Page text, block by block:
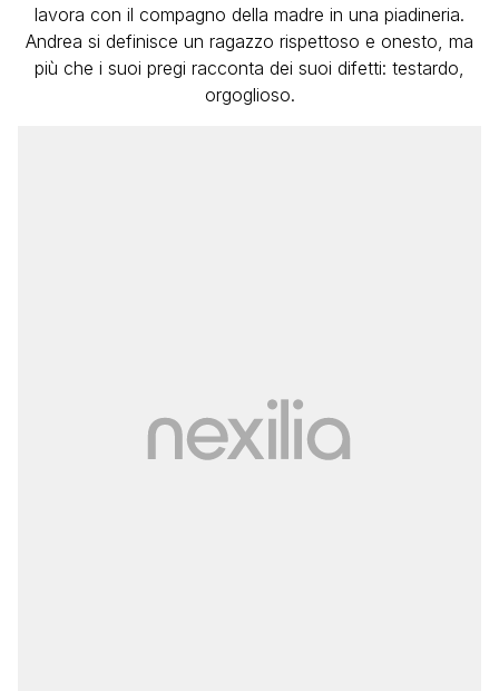
lavora con il compagno della madre in una piadineria.
Andrea si definisce un ragazzo rispettoso e onesto, ma
più che i suoi pregi racconta dei suoi difetti: testardo,
orgoglioso.